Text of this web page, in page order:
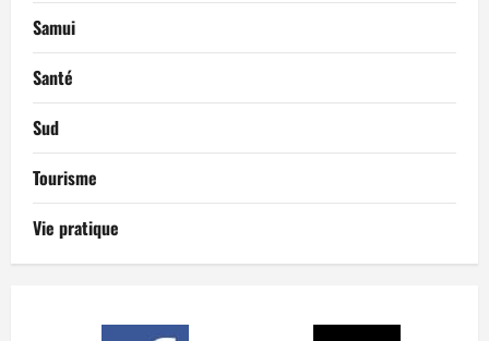
Samui
Santé
Sud
Tourisme
Vie pratique